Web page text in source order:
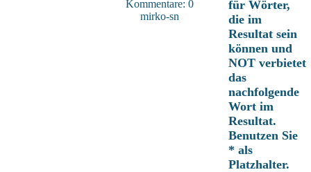
Kommentare: 0
mirko-sn
für Wörter,
die im
Resultat sein
können und
NOT verbietet
das
nachfolgende
Wort im
Resultat.
Benutzen Sie
* als
Platzhalter.